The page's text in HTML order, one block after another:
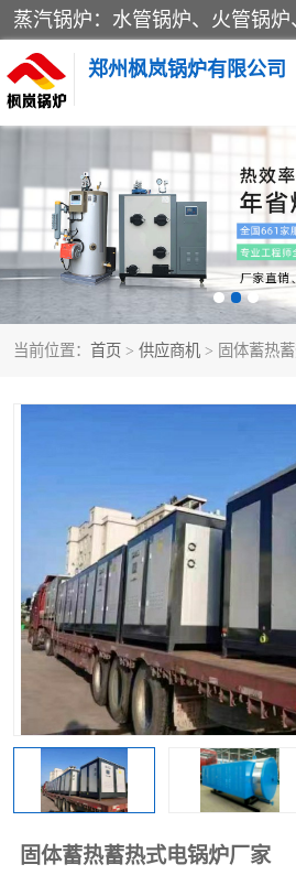
郑州枫岚锅炉有限公司
当前位置： 首页 > 供应商机 > 固体蓄热
固体蓄热蓄热式电锅炉厂家